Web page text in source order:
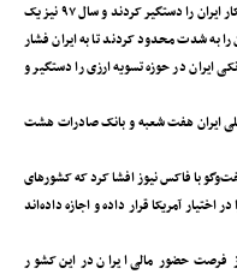
به گفته خاندوزی سال ۹۸ نیز در یک شب صرافان درهم کار ایران را دستگیر کردند و سال ۹۷ نیز یک
به شدت محدود کردند تا به ایران فشار
ایران در حوزه تسویه ارزی را دستگیر و
ایران هفت شعبه و بانک صادرات هشت
با فاکس نیوز افشا کرد که کشورهای
آمریکا قرار داده و اجازه داده‌اند
فرصت حضور مالی ایران در این کشور